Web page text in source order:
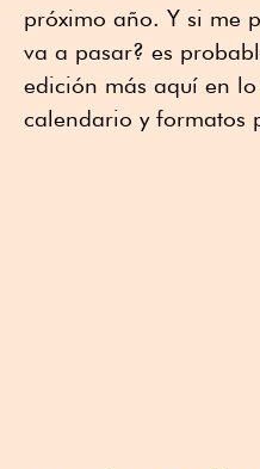
próximo año. Y si me
va a pasar? es
edición más aquí en
calendario y formatos